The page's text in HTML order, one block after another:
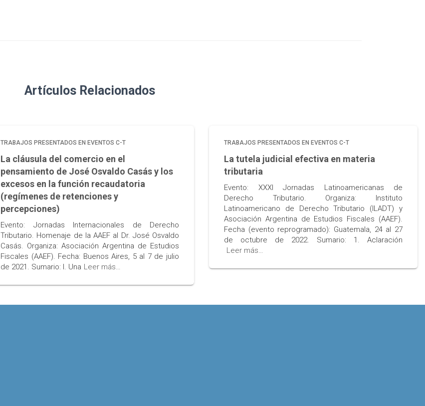
Artículos Relacionados
TRABAJOS PRESENTADOS EN EVENTOS C-T
La cláusula del comercio en el
pensamiento de José Osvaldo Casás y los
excesos en la función recaudatoria
(regímenes de retenciones y
percepciones)
Evento: Jornadas Internacionales de Derecho
Tributario. Homenaje de la AAEF al Dr. José Osvaldo
Casás. Organiza: Asociación Argentina de Estudios
Fiscales (AAEF). Fecha: Buenos Aires, 5 al 7 de julio
de 2021. Sumario: I. Una Leer más…
TRABAJOS PRESENTADOS EN EVENTOS C-T
La tutela judicial efectiva en materia
tributaria
Evento: XXXI Jornadas Latinoamericanas de
Derecho Tributario. Organiza: Instituto
Latinoamericano de Derecho Tributario (ILADT) y
Asociación Argentina de Estudios Fiscales (AAEF).
Fecha (evento reprogramado): Guatemala, 24 al 27
de octubre de 2022. Sumario: 1. Aclaración
Leer más…